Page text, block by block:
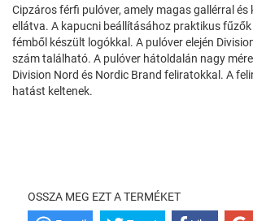
Cipzáros férfi pulóver, amely magas gallérral és
ellátva. A kapucni beállításához praktikus fűzők
fémből készült logókkal. A pulóver elején
szám található. A pulóver hátoldalán nagy
Division Nord és Nordic Brand feliratokkal. A
hatást keltenek.
OSSZA MEG EZT A TERMÉKET